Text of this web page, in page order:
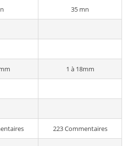
35 mn
1 à 18mm
223 Commentaires